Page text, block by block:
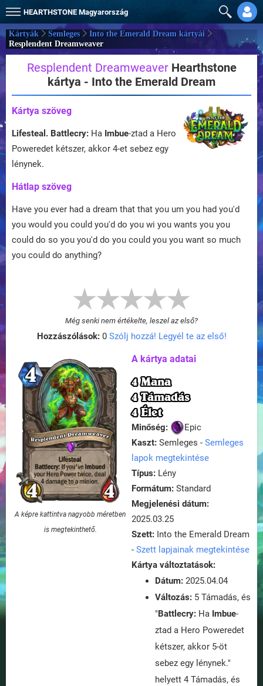
HEARTHSTONE Magyarország
Kártyák Semleges
Into the Emerald Dream kártyái
Resplendent Dreamweaver
Resplendent DreamweaverHearthstone
kártya - Into the Emerald Dream
Kártya szöveg
Lifesteal. Battlecry: Ha Imbue-ztad a Hero
Poweredet kétszer, akkor 4-et sebez egy
lénynek.
Hátlap szöveg
Have you ever had a dream that that you um you had you'd
you would you could you'd do you wi you wants you you
could do so you you'd do you could you you want so much
you could do anything?
Még senki nem értékelte, leszel az első?
Hozzászólások:0 Szólj hozzá! Legyél te az első!
A képre kattintva nagyobb méretben
is megtekinthető.
A kártya adatai
4 Mana
4 Támadás
4 Élet
Minőség:
Epic
Kaszt: Semleges - Semleges
lapok megtekintése
Típus: Lény
Formátum: Standard
Megjelenési dátum:
2025.03.25
Szett: Into the Emerald Dream
- Szett lapjainak megtekintése
Kártya változtatások:
Dátum: 2025.04.04
Változás: 5 Támadás, és
"Battlecry: Ha Imbue-
ztad a Hero Poweredet
kétszer, akkor 5-öt
sebez egy lénynek."
helyett 4 Támadás, és